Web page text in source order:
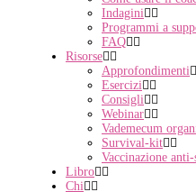
Indagini
Programmi a
FAQ
Risorse
Approfondimenti
Esercizi
Consigli
Webinar
Vademecum
Survival-kit
Vaccinazione
Libro
Chi